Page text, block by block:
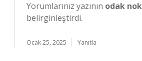
Yorumlarınız yazının odak
belirginleştirdi.
Ocak 25, 2025 Yanıtla